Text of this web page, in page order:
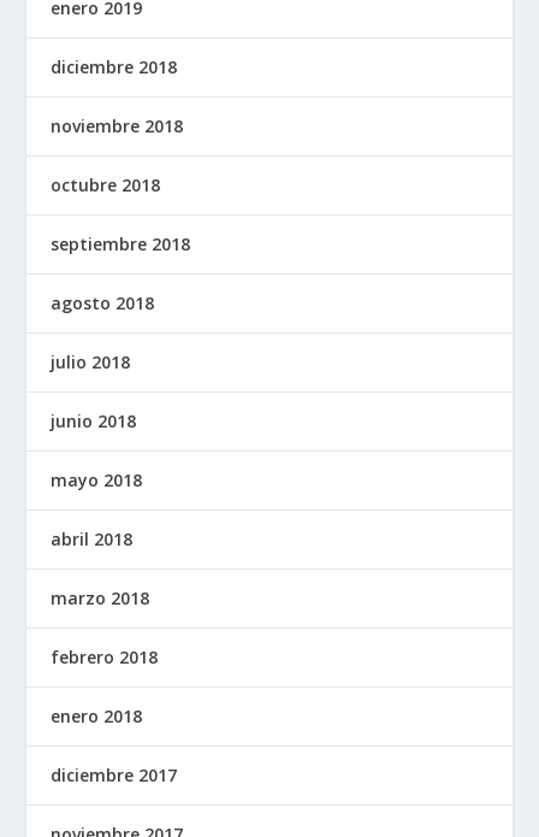
enero 2019
diciembre 2018
noviembre 2018
octubre 2018
septiembre 2018
agosto 2018
julio 2018
junio 2018
mayo 2018
abril 2018
marzo 2018
febrero 2018
enero 2018
diciembre 2017